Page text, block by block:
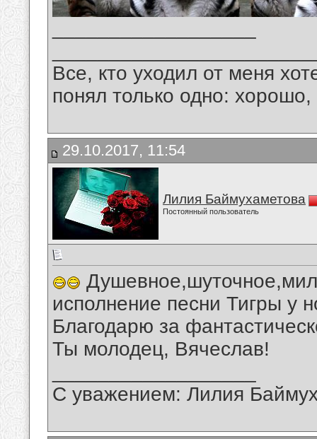
Все, кто уходил от меня
понял только одно:
29.10.2017, 11:54
Лилия Баймухаметова
Постоянный пользователь
исполнение песни Тигры у
Благодарю за
Ты молодец, Вячеслав!
С уважением: Лилия